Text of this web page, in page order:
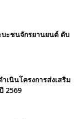
บะชนจักรยานยนต์ ดับ
เนินโครงการส่งเสริม
2569